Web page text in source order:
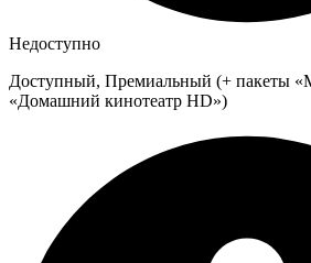
Недоступно
Доступный, Премиальный (+ пакеты
«Домашний кинотеатр HD»)